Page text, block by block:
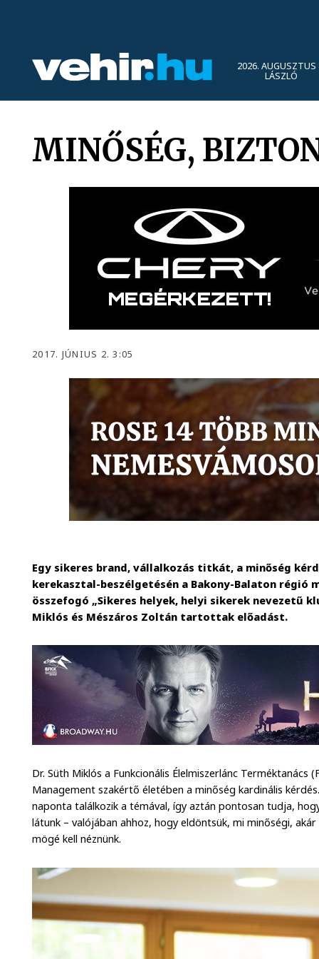
2026. AUGUSZTUS
LÁSZLÓ
MINŐSÉG,
2017. JÚNIUS 2. 3:05
Egy sikeres brand, vállalkozás titkát, a minőség
kerekasztal-beszélgetésén a Bakony-Balaton régió
összefogó „Sikeres helyek, helyi sikerek nevezetű
Miklós és Mészáros Zoltán tartottak előadást.
Dr. Süth Miklós a Funkcionális Élelmiszerlánc Terméktanács
Management szakértő életében a minőség kardinális
naponta találkozik a témával, így aztán pontosan tudja,
látunk – valójában ahhoz, hogy eldöntsük, mi minőségi,
mögé kell néznünk.